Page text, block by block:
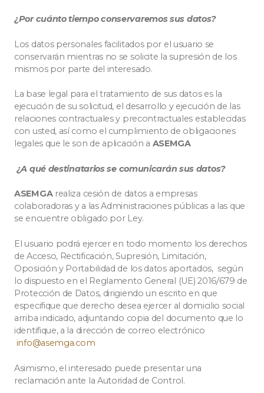
¿Por cuánto tiempo conservaremos sus datos?
Los datos personales facilitados por el usuario se
conservarán mientras no se solicite la supresión de los
mismos por parte del interesado.
La base legal para el tratamiento de sus datos es la
ejecución de su solicitud, el desarrollo y ejecución de las
relaciones contractuales y precontractuales establecidas
con usted, así como el cumplimiento de obligaciones
legales que le son de aplicación a ASEMGA
¿A qué destinatarios se comunicarán sus datos?
ASEMGArealiza cesión de datos a empresas
colaboradoras y a las Administraciones públicas a las que
se encuentre obligado por Ley.
El usuario podrá ejercer en todo momento los derechos
de Acceso, Rectificación, Supresión, Limitación,
Oposición y Portabilidad de los datos aportados, según
lo dispuesto en el Reglamento General (UE) 2016/679 de
Protección de Datos, dirigiendo un escrito en que
especifique que derecho desea ejercer al domicilio social
arriba indicado, adjuntando copia del documento que lo
identifique, a la dirección de correo electrónico
info@asemga.com
Asimismo, el interesado puede presentar una
reclamación ante la Autoridad de Control.